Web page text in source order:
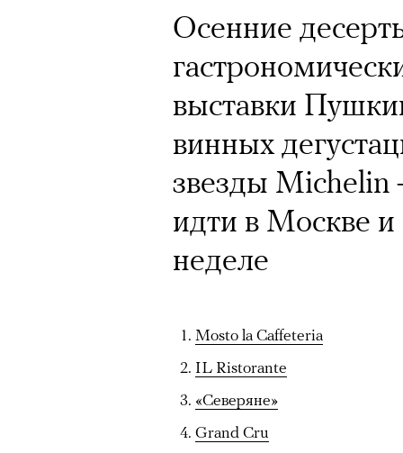
Осенние
выставки
винных
звезды Michelin
идти в Москве и
неделе
Mosto la Caffeteria
IL Ristorante
«Северяне»
Grand Cru
Кинокритик
первых показах
темы
Подписывайтесь на
«Бумажный тигр» Джеймса
«Охота» Уэйна Вапимуквы
Ретроспектива «Красное и